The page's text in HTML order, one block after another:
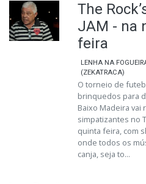
The
JAM - na
feira
LENHA NA
(ZEKATRACA)
O torneio de
brinquedos para
Baixo Madeira vai
simpatizantes no
quinta feira, com
onde todos os
canja, seja to...